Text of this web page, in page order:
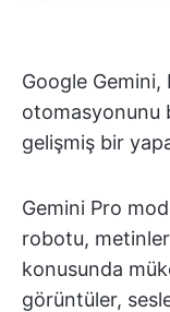
Google
otomasyonunu
gelişmiş bir
Gemini Pro
robotu,
konusunda
görüntüler,